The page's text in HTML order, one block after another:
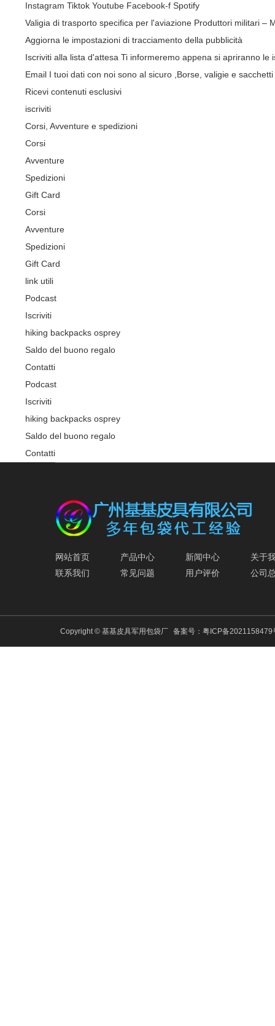
Instagram Tiktok Youtube Facebook-f Spotify
Valigia di trasporto specifica per l'aviazione Produttori militari –
Aggiorna le impostazioni di tracciamento della pubblicità
Iscriviti alla lista d'attesa Ti informeremo appena si apriranno le
Email I tuoi dati con noi sono al sicuro ,Borse, valigie e
Ricevi contenuti esclusivi
iscriviti
Corsi, Avventure e spedizioni
Corsi
Avventure
Spedizioni
Gift Card
Corsi
Avventure
Spedizioni
Gift Card
link utili
Podcast
Iscriviti
hiking backpacks osprey
Saldo del buono regalo
Contatti
Podcast
Iscriviti
hiking backpacks osprey
Saldo del buono regalo
Contatti
网站首页 产品中心 新闻中心
关于
联系我们
常见问题 用户评价 公司
Copyright © 基基皮具军用包袋厂 备案号： 粤ICP备2021158479